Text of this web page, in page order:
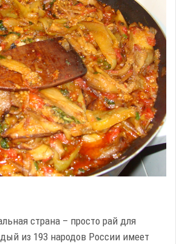
страна – просто рай для
из 193 народов России имеет